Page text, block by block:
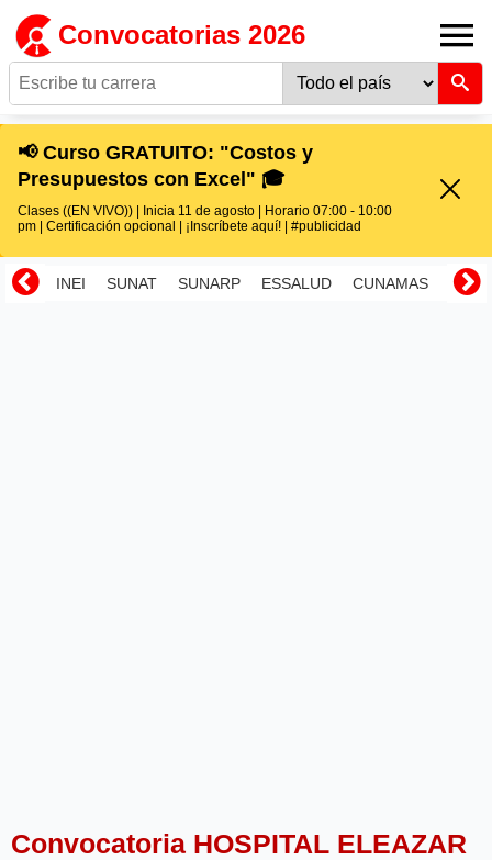
Convocatorias 2026
📢 Curso GRATUITO: "Costos y
Presupuestos con Excel" 🎓
Clases ((EN VIVO)) | Inicia 11 de agosto | Horario 07:00 - 10:00
pm | Certificación opcional | ¡Inscríbete aquí! | #publicidad
INEI SUNAT SUNARP ESSALUD CUNAMAS
Convocatoria HOSPITAL ELEAZAR